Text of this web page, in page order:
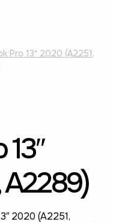
Pro 13″ 2020 (A2251,
A2289)
2020 (A2251,